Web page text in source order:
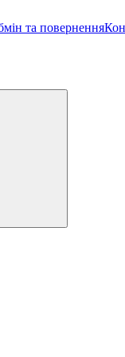
та повернення